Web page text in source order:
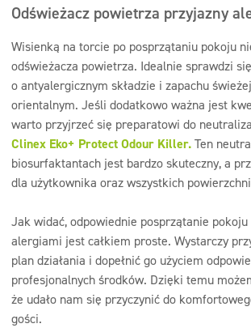
Odświeżacz powietrza przyjazny
Wisienką na torcie po posprzątaniu pokoju
odświeżacza powietrza. Idealnie sprawdzi
o antyalergicznym składzie i zapachu
orientalnym. Jeśli dodatkowo ważna jest
warto przyjrzeć się preparatowi do
Clinex Eko+ Protect Odour Killer.Ten
biosurfaktantach jest bardzo skuteczny, a
dla użytkownika oraz wszystkich
Jak widać, odpowiednie posprzątanie pokoju
alergiami jest całkiem proste. Wystarczy
plan działania i dopełnić go użyciem
profesjonalnych środków. Dzięki temu
że udało nam się przyczynić do
gości.